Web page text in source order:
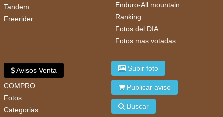
Tandem
Freerider
Enduro-All mountain
Ranking
Fotos del DIA
Fotos mas votadas
Avisos Venta
COMPRO
Fotos
Categorias
Subir foto
Publicar aviso
Buscar